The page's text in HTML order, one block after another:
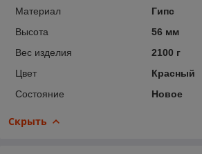
Материал
Гипс
Высота
56 мм
Вес изделия
2100 г
Цвет
Красный
Состояние
Новое
Скрыть